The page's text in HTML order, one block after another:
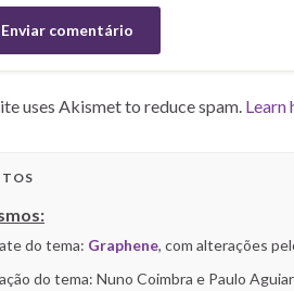
uses Akismet to reduce spam. Learn
do tema: Graphene, com alterações
do tema: Nuno Coimbra e Paulo Aguiar